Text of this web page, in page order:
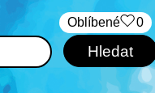
Oblíbené 0